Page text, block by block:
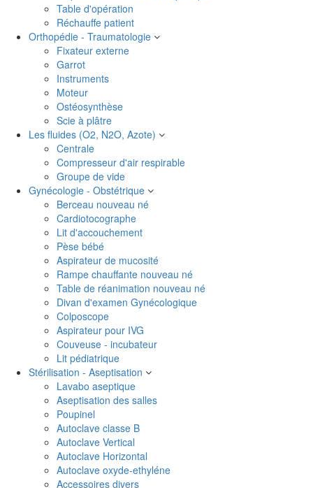
Table d'opération
Réchauffe patient
Orthopédie - Traumatologie
Fixateur externe
Garrot
Instruments
Moteur
Ostéosynthèse
Scie à plâtre
Les fluides (O2, N2O, Azote)
Centrale
Compresseur d'air respirable
Groupe de vide
Gynécologie - Obstétrique
Berceau nouveau né
Cardiotocographe
Lit d'accouchement
Pèse bébé
Aspirateur de mucosité
Rampe chauffante nouveau né
Table de réanimation nouveau né
Divan d'examen Gynécologique
Colposcope
Aspirateur pour IVG
Couveuse - incubateur
Lit pédiatrique
Stérilisation - Aseptisation
Lavabo aseptique
Aseptisation des salles
Poupinel
Autoclave classe B
Autoclave Vertical
Autoclave Horizontal
Autoclave oxyde-ethyléne
Accessoires divers